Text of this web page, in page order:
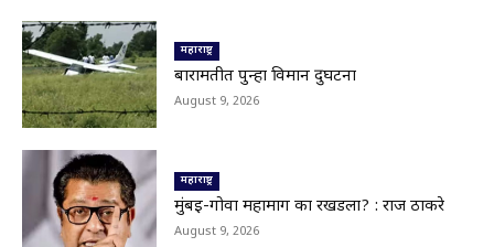
Latur|शिवराज पाटील चाकूरकर यांच्या भव्य स्मारकाची
तयारी; चार दिवसांत मोठा निर्णय!
03:22
Nanded|धर्मेंद्र प्रधानांच्या राजीनाम्यावर राकेश टिकैतांचे
मोठे वक्तव्य..
01:30
Latur|खरीप हंगामावर एल निनोचं सावट; शेतकऱ्यांची
नजर आकाशाकडे
02:40
Latur|बोगस खत विकणाऱ्यांविरोधात शेतकऱ्यांचा एल्गार
04:25
महाराष्ट्र
बारामतीत पुन्हा विमान दुर्घटना
August 9, 2026
महाराष्ट्र
मुंबई-गोवा महामार्ग का रखडला? : राज ठाकरे
August 9, 2026